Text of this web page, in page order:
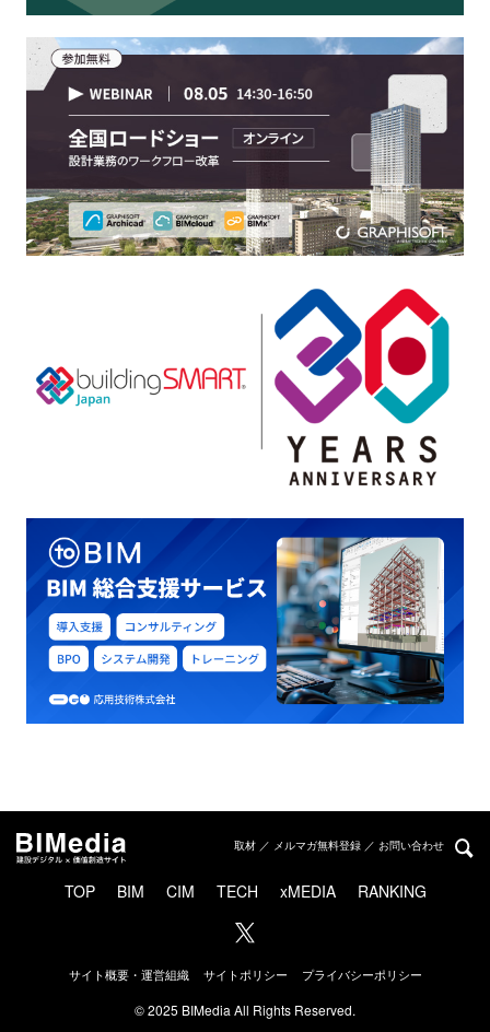
取材 ／ メルマガ無料登録 ／ お問い合わせ
TOP BIM CIM TECH xMEDIA RANKING
サイト概要・運営組織 サイトポリシー プライバシーポリシー
© 2025 BIMedia All Rights Reserved.